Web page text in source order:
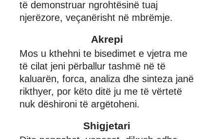
të demonstruar ngrohtësinë tuaj
njerëzore, veçanërisht në mbrëmje.
Akrepi
Mos u kthehni te bisedimet e vjetra me
të cilat jeni përballur tashmë në të
kaluarën, forca, analiza dhe sinteza janë
rikthyer, por këto ditë ju me të vërtetë
nuk dëshironi të argëtoheni.
Shigjetari